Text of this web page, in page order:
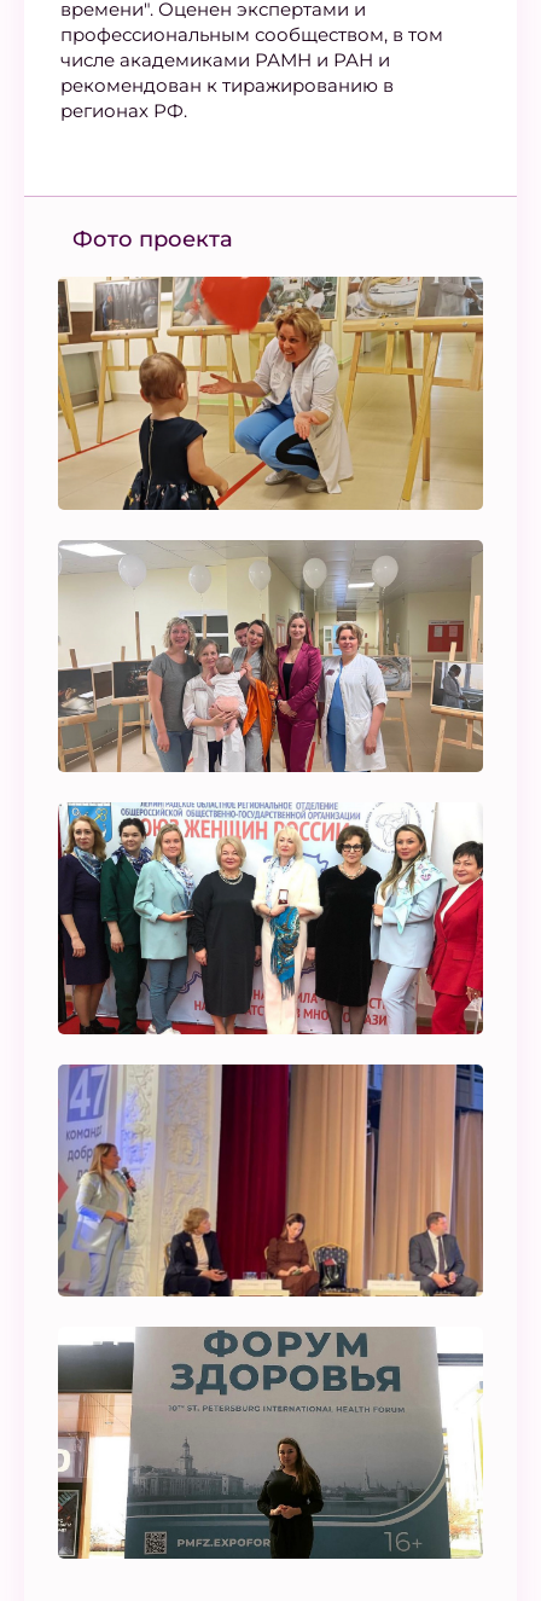
времени". Оценен экспертами и
профессиональным сообществом, в том
числе академиками РАМН и РАН и
рекомендован к тиражированию в
регионах РФ.
Фото проекта